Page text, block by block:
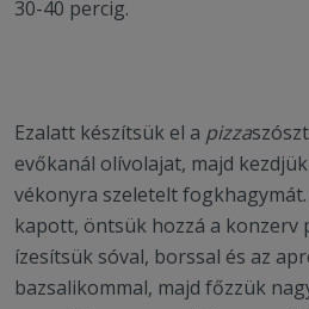
30-40 percig.
Ezalatt készítsük el a pizza
evőkanál olívolajat, majd
vékonyra szeletelt
kapott, öntsük hozzá a konzerv
ízesítsük sóval, borssal és az
bazsalikommal, majd főzzük